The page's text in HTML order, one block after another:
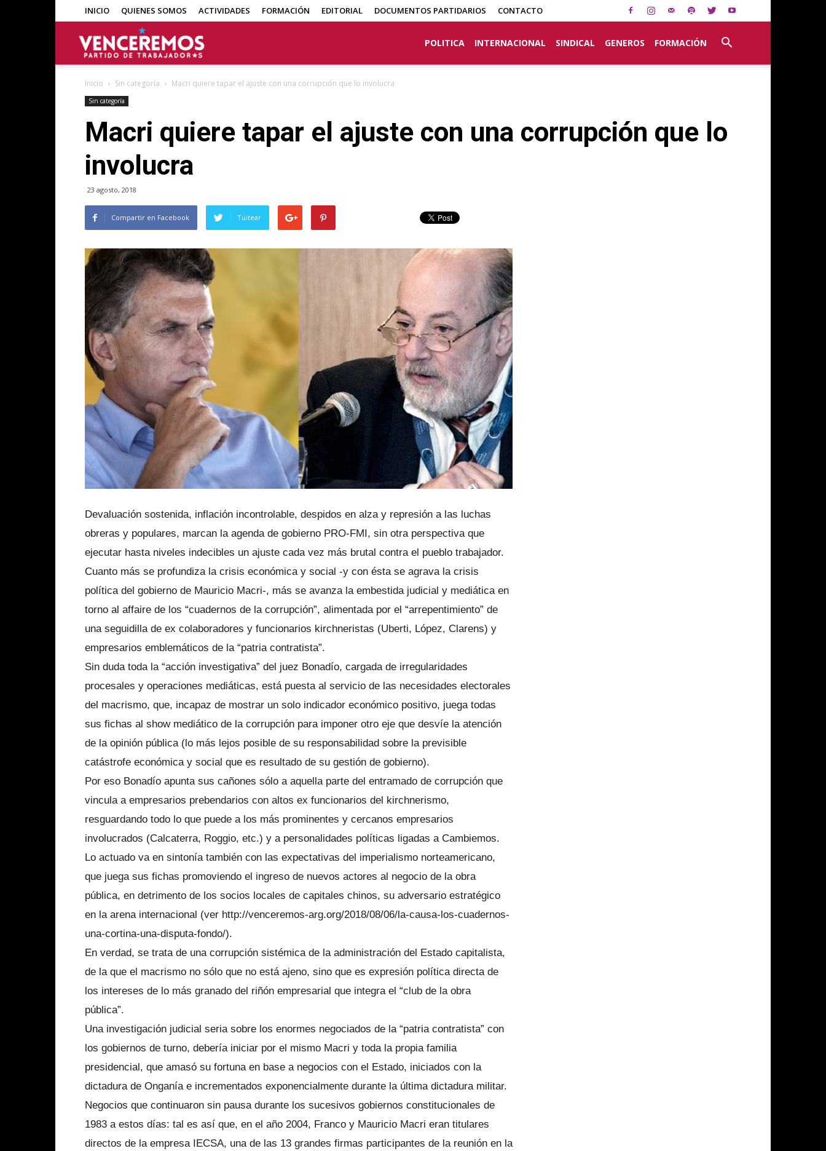
INICIO QUIENES SOMOS ACTIVIDADES FORMACIÓN EDITORIAL DOCUMENTOS PARTIDARIOS CONTACTO
POLITICA INTERNACIONAL SINDICAL GENEROS FORMACIÓN
Inicio Sin categoría Macri quiere tapar el ajuste con una corrupción que lo involucra
Sin categoría
Macri quiere tapar el ajuste con una corrupción que lo
involucra
23 agosto, 2018
Compartir en Facebook Tuitear
Devaluación sostenida, inflación incontrolable, despidos en alza y represión a las luchas
obreras y populares, marcan la agenda de gobierno PRO-FMI, sin otra perspectiva que
ejecutar hasta niveles indecibles un ajuste cada vez más brutal contra el pueblo trabajador.
Cuanto más se profundiza la crisis económica y social -y con ésta se agrava la crisis
política del gobierno de Mauricio Macri-, más se avanza la embestida judicial y mediática en
torno al affaire de los “cuadernos de la corrupción”, alimentada por el “arrepentimiento” de
una seguidilla de ex colaboradores y funcionarios kirchneristas (Uberti, López, Clarens) y
empresarios emblemáticos de la “patria contratista”.
Sin duda toda la “acción investigativa” del juez Bonadío, cargada de irregularidades
procesales y operaciones mediáticas, está puesta al servicio de las necesidades electorales
del macrismo, que, incapaz de mostrar un solo indicador económico positivo, juega todas
sus fichas al show mediático de la corrupción para imponer otro eje que desvíe la atención
de la opinión pública (lo más lejos posible de su responsabilidad sobre la previsible
catástrofe económica y social que es resultado de su gestión de gobierno).
Por eso Bonadío apunta sus cañones sólo a aquella parte del entramado de corrupción que
vincula a empresarios prebendarios con altos ex funcionarios del kirchnerismo,
resguardando todo lo que puede a los más prominentes y cercanos empresarios
involucrados (Calcaterra, Roggio, etc.) y a personalidades políticas ligadas a Cambiemos.
Lo actuado va en sintonía también con las expectativas del imperialismo norteamericano,
que juega sus fichas promoviendo el ingreso de nuevos actores al negocio de la obra
pública, en detrimento de los socios locales de capitales chinos, su adversario estratégico
en la arena internacional (ver http://venceremos-arg.org/2018/08/06/la-causa-los-cuadernos-
una-cortina-una-disputa-fondo/).
En verdad, se trata de una corrupción sistémica de la administración del Estado capitalista,
de la que el macrismo no sólo que no está ajeno, sino que es expresión política directa de
los intereses de lo más granado del riñón empresarial que integra el “club de la obra
pública”.
Una investigación judicial seria sobre los enormes negociados de la “patria contratista” con
los gobiernos de turno, debería iniciar por el mismo Macri y toda la propia familia
presidencial, que amasó su fortuna en base a negocios con el Estado, iniciados con la
dictadura de Onganía e incrementados exponencialmente durante la última dictadura militar.
Negocios que continuaron sin pausa durante los sucesivos gobiernos constitucionales de
1983 a estos días: tal es así que, en el año 2004, Franco y Mauricio Macri eran titulares
directos de la empresa IECSA, una de las 13 grandes firmas participantes de la reunión en la